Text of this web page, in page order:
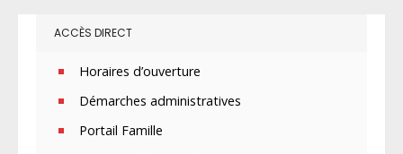
ACCÈS DIRECT
Horaires d’ouverture
Démarches administratives
Portail Famille